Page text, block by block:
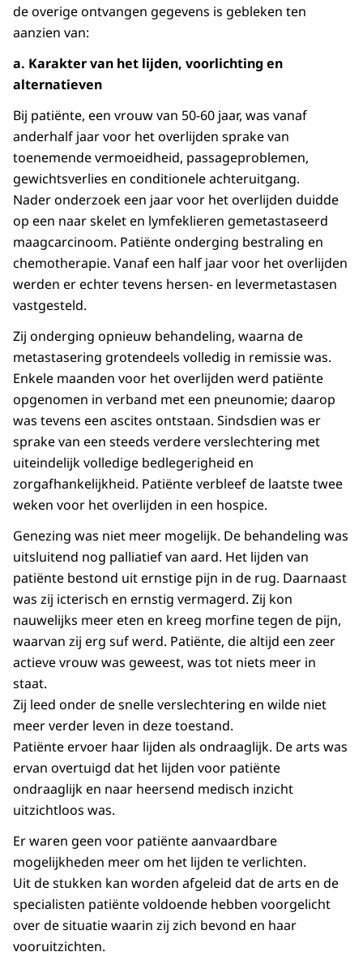
de overige ontvangen gegevens is gebleken ten
aanzien van:
a. Karakter van het lijden, voorlichting en
alternatieven
Bij patiënte, een vrouw van 50-60 jaar, was vanaf
anderhalf jaar voor het overlijden sprake van
toenemende vermoeidheid, passageproblemen,
gewichtsverlies en conditionele achteruitgang.
Nader onderzoek een jaar voor het overlijden duidde
op een naar skelet en lymfeklieren gemetastaseerd
maagcarcinoom. Patiënte onderging bestraling en
chemotherapie. Vanaf een half jaar voor het overlijden
werden er echter tevens hersen- en levermetastasen
vastgesteld.
Zij onderging opnieuw behandeling, waarna de
metastasering grotendeels volledig in remissie was.
Enkele maanden voor het overlijden werd patiënte
opgenomen in verband met een pneunomie; daarop
was tevens een ascites ontstaan. Sindsdien was er
sprake van een steeds verdere verslechtering met
uiteindelijk volledige bedlegerigheid en
zorgafhankelijkheid. Patiënte verbleef de laatste twee
weken voor het overlijden in een hospice.
Genezing was niet meer mogelijk. De behandeling was
uitsluitend nog palliatief van aard. Het lijden van
patiënte bestond uit ernstige pijn in de rug. Daarnaast
was zij icterisch en ernstig vermagerd. Zij kon
nauwelijks meer eten en kreeg morfine tegen de pijn,
waarvan zij erg suf werd. Patiënte, die altijd een zeer
actieve vrouw was geweest, was tot niets meer in
staat.
Zij leed onder de snelle verslechtering en wilde niet
meer verder leven in deze toestand.
Patiënte ervoer haar lijden als ondraaglijk. De arts was
ervan overtuigd dat het lijden voor patiënte
ondraaglijk en naar heersend medisch inzicht
uitzichtloos was.
Er waren geen voor patiënte aanvaardbare
mogelijkheden meer om het lijden te verlichten.
Uit de stukken kan worden afgeleid dat de arts en de
specialisten patiënte voldoende hebben voorgelicht
over de situatie waarin zij zich bevond en haar
vooruitzichten.